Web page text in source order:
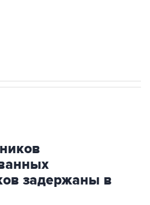
задержаны в